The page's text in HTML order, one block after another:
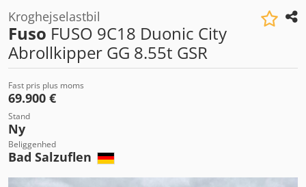
Kroghejselastbil
Fuso FUSO 9C18 Duonic City
Abrollkipper GG 8.55t GSR
Fast pris plus moms
69.900 €
Stand
Ny
Beliggenhed
Bad Salzuflen